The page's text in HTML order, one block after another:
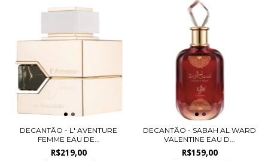
DECANTÃO - L' AVENTURE
FEMME EAU DE...
R$219,00
DECANTÃO - SABAH AL WARD
VALENTINE EAU D...
R$159,00